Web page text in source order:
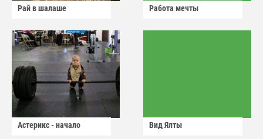
Рай в шалаше Работа мечты
Астерикс - начало Вид Ялты